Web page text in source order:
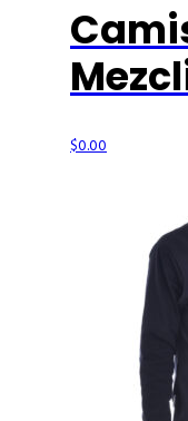
$0.00